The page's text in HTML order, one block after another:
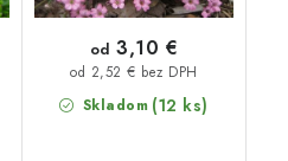
Skladom (12 ks)
od 2,52 € bez DPH
od 3,10 €